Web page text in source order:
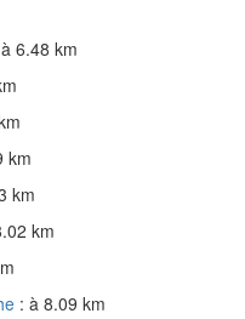
6.48 km
km
km
km
: à 8.09 km